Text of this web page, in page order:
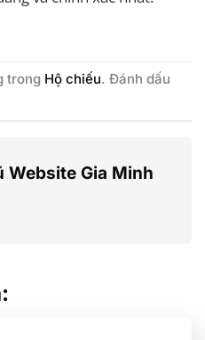
trong Hộ chiếu. Đánh dấu
Website Gia Minh